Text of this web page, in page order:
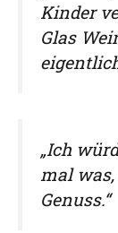
Kinder
Glas
„Ich
mal was,
Genuss.“